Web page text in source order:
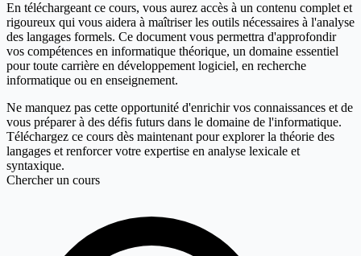
En téléchargeant ce cours, vous aurez accès à un contenu complet et
rigoureux qui vous aidera à maîtriser les outils nécessaires à l'analyse
des langages formels. Ce document vous permettra d'approfondir
vos compétences en informatique théorique, un domaine essentiel
pour toute carrière en développement logiciel, en recherche
informatique ou en enseignement.
Ne manquez pas cette opportunité d'enrichir vos connaissances et de
vous préparer à des défis futurs dans le domaine de l'informatique.
Téléchargez ce cours dès maintenant pour explorer la théorie des
langages et renforcer votre expertise en analyse lexicale et
syntaxique.
Chercher un cours